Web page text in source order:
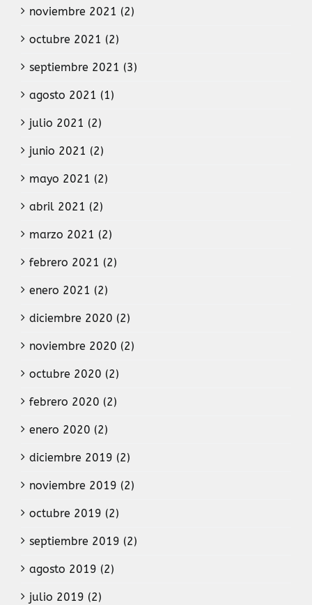
noviembre 2021 (2)
octubre 2021 (2)
septiembre 2021 (3)
agosto 2021 (1)
julio 2021 (2)
junio 2021 (2)
mayo 2021 (2)
abril 2021 (2)
marzo 2021 (2)
febrero 2021 (2)
enero 2021 (2)
diciembre 2020 (2)
noviembre 2020 (2)
octubre 2020 (2)
febrero 2020 (2)
enero 2020 (2)
diciembre 2019 (2)
noviembre 2019 (2)
octubre 2019 (2)
septiembre 2019 (2)
agosto 2019 (2)
julio 2019 (2)